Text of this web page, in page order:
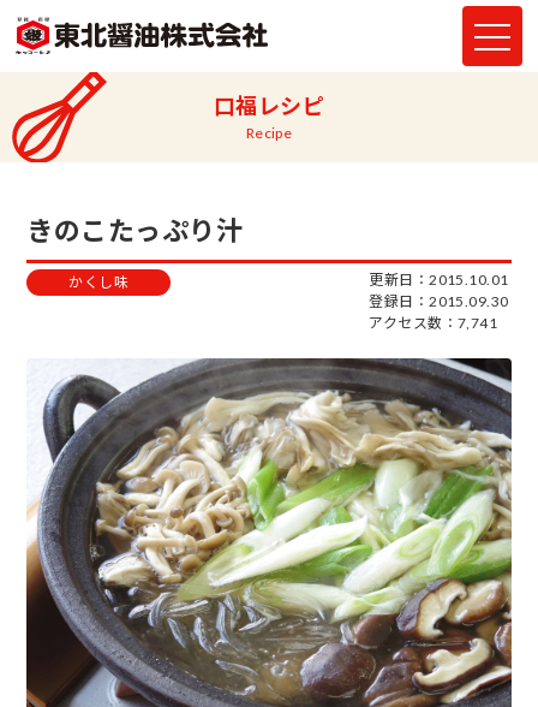
口福レシピ
Recipe
きのこたっぷり汁
かくし味
更新日：2015.10.01
登録日：2015.09.30
アクセス数：7,741